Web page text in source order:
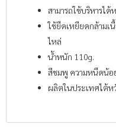
สามารถใช้บริหารได้
ใช้ยืดเหยียดกล้ามเ
ไหล่
น้ำหนัก 110g.
สีชมพู ความหนืดน้อ
ผลิตในประเทศไต้ห